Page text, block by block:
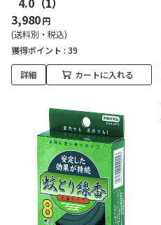
3,980円
(送料別・税込)
獲得ポイント : 39
詳細 カートに入れる